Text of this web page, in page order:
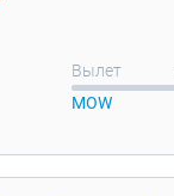
Вылет
MOW